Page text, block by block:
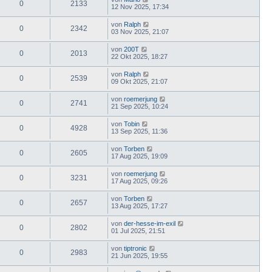
0 2133
12 Nov 2025, 17:34
0 2342 von Ralph
03 Nov 2025, 21:07
0 2013 von 200T
22 Okt 2025, 18:27
0 2539 von Ralph
09 Okt 2025, 21:07
0 2741 von roemerjung
21 Sep 2025, 10:24
0 4928 von Tobin
13 Sep 2025, 11:36
0 2605 von Torben
17 Aug 2025, 19:09
0 3231 von roemerjung
17 Aug 2025, 09:26
0 2657 von Torben
13 Aug 2025, 17:27
0 2802 von der-hesse-im-exil
01 Jul 2025, 21:51
0 2983 von tiptronic
21 Jun 2025, 19:55